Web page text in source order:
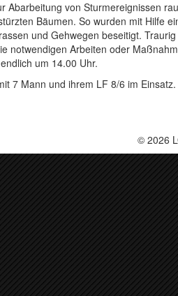
Abarbeitung von Sturmereignissen
Bäumen. So wurden mit Hilfe
und Gehwegen beseitigt.
notwendigen Arbeiten oder
um 14.00 Uhr.
7 Mann und ihrem LF 8/6 im
© 2026